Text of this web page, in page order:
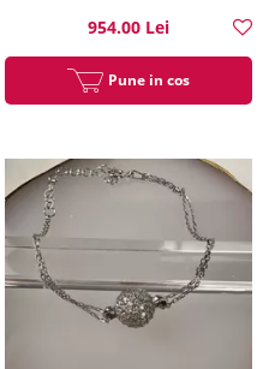
954.00 Lei
Pune in cos